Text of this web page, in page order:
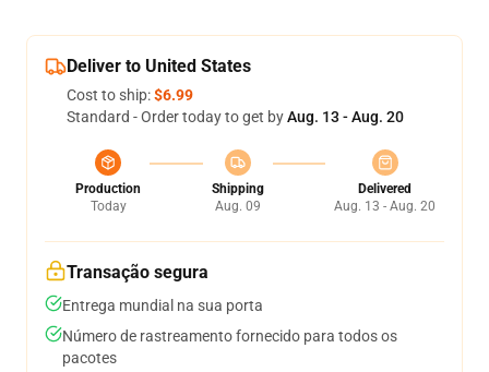
Deliver to United States
Cost to ship:$6.99
Standard - Order today to get byAug. 13 - Aug. 20
Production
Today
Shipping
Aug. 09
Delivered
Aug. 13 - Aug. 20
Transação segura
Entrega mundial na sua porta
Número de rastreamento fornecido para todos os
pacotes